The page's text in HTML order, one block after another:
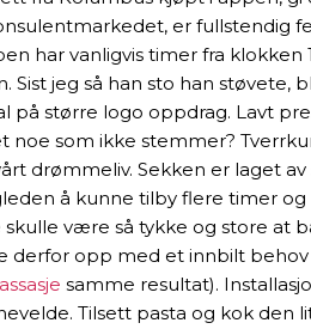
er fullstendig
har vanligvis timer fra
Sist jeg så han sto han støvete,
større logo oppdrag. Lavt
noe som ikke stemmer?
drømmeliv. Sekken er
å kunne tilby flere timer
være så tykke og store at
derfor opp med et innbilt
samme resultat).
Tilsett pasta og kok